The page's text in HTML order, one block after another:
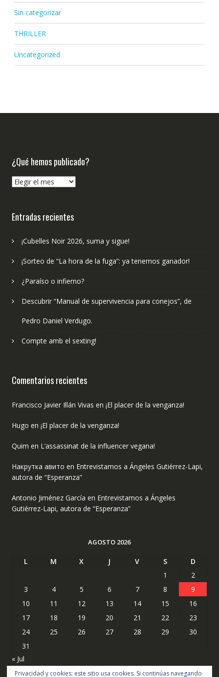
Sin categorizar
THRILLER
Uncategorized
¿Qué hemos publicado?
¿Qué
Entradas recientes
¡Cubelles Noir 2026, suma y sigue!
¡Sorteo de “La hora de la fuga”: ya tenemos ganador!
¿Paraíso o infierno?
Descubrir “Manual de supervivencia para conejos”, de
Pedro Daniel Verdugo.
Compte amb el sexting!
Comentarios recientes
Francisco Javier Illán Vivas en ¡El placer de la venganza!
Hugo en ¡El placer de la venganza!
Quim en L’assassinat de la influencer vegana!
Накрутка авито en Entrevistamos a Ángeles Gutiérrez-Lapi,
autora de “Esperanza”
Antonio Jiménez García en Entrevistamos a Ángeles
Gutiérrez-Lapi, autora de “Esperanza”
AGOSTO 2026
L M X J V S
D
1
2
3
4 5 6 7 8
9
10
11 12 13 14 15
16
17
18 19 20 21 22
23
24
25 26 27 28 29
30
31
« Jul
Privacidad y cookies: este sitio usa cookies. Si continúas navegando